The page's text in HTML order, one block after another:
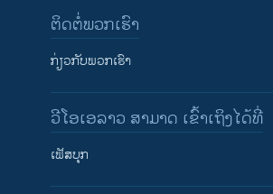
ຕິດຕໍ່ພວກເຮົາ
ກ່ຽວກັບພວກເຮົາ
ວີໂອເອລາວ ສາມາດ ເຂົ້າເຖິງໄດ້ທີ່
ເຟັສບຸກ